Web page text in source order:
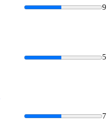
9
5
7